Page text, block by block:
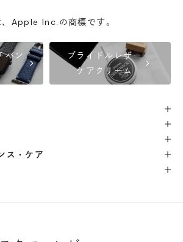
-△
△
-
△
Apple Inc.の商標です。
バン
chevron_right
ブライドルレザー
ケアクリーム
chevron_right
ス・ケア